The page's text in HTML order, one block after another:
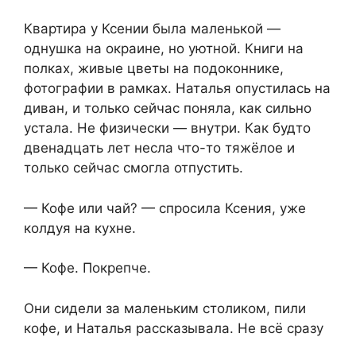
Квартира у Ксении была маленькой —
однушка на окраине, но уютной. Книги на
полках, живые цветы на подоконнике,
фотографии в рамках. Наталья опустилась на
диван, и только сейчас поняла, как сильно
устала. Не физически — внутри. Как будто
двенадцать лет несла что-то тяжёлое и
только сейчас смогла отпустить.
— Кофе или чай? — спросила Ксения, уже
колдуя на кухне.
— Кофе. Покрепче.
Они сидели за маленьким столиком, пили
кофе, и Наталья рассказывала. Не всё сразу